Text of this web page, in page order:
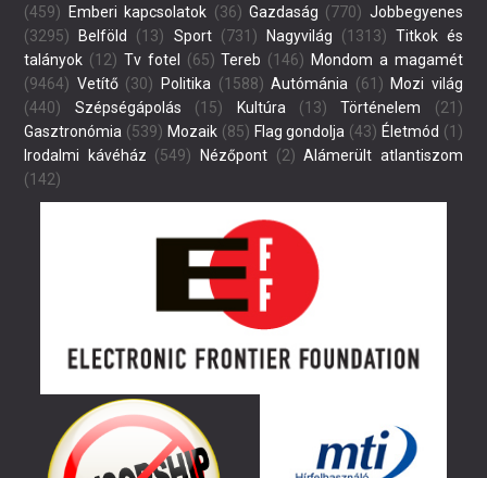
(459)
Emberi kapcsolatok (36) Gazdaság (770) Jobbegyenes
(3295)
Belföld (13) Sport(731) Nagyvilág (1313) Titkok és
talányok (12) Tv fotel (65) Tereb (146) Mondom a magamét
(9464) Vetítő(30) Politika (1588) Autómánia (61) Mozi világ
(440)
Szépségápolás (15) Kultúra(13) Történelem (21)
Gasztronómia (539) Mozaik(85) Flag gondolja (43) Életmód (1)
Irodalmi kávéház (549) Nézőpont (2) Alámerült atlantiszom
(142)